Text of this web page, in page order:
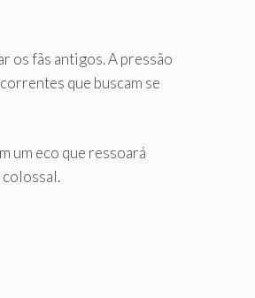
os fãs antigos. A pressão
que buscam se
um eco que ressoará
colossal.